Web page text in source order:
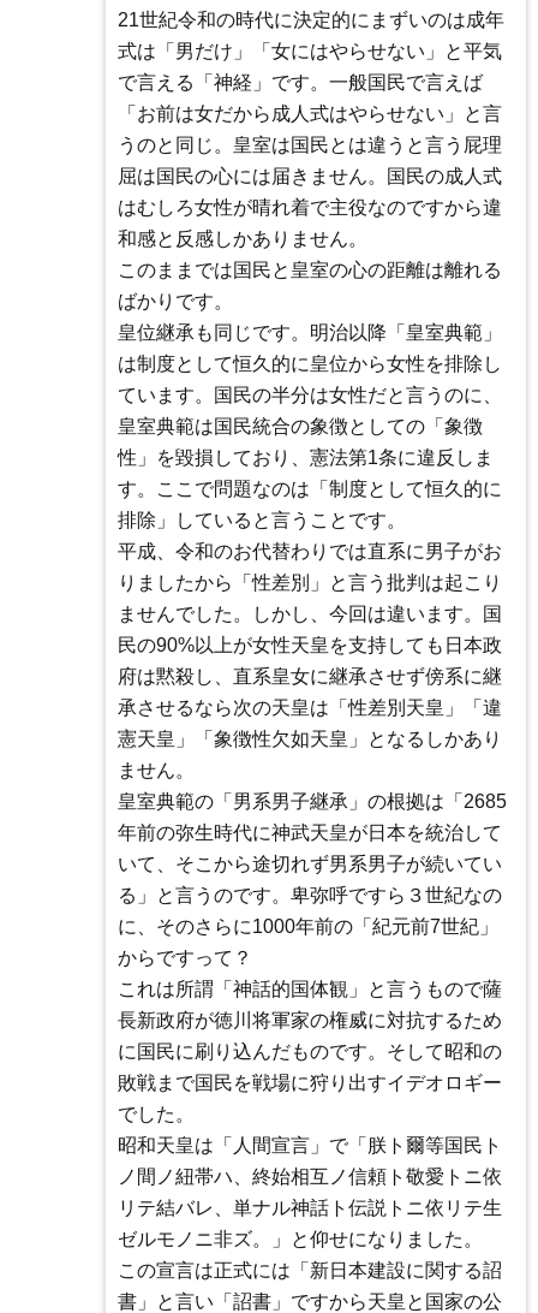
21世紀令和の時代に決定的にまずいのは成年
式は「男だけ」「女にはやらせない」と平気
で言える「神経」です。一般国民で言えば
「お前は女だから成人式はやらせない」と言
うのと同じ。皇室は国民とは違うと言う屁理
屈は国民の心には届きません。国民の成人式
はむしろ女性が晴れ着で主役なのですから違
和感と反感しかありません。
このままでは国民と皇室の心の距離は離れる
ばかりです。
皇位継承も同じです。明治以降「皇室典範」
は制度として恒久的に皇位から女性を排除し
ています。国民の半分は女性だと言うのに、
皇室典範は国民統合の象徴としての「象徴
性」を毀損しており、憲法第1条に違反しま
す。ここで問題なのは「制度として恒久的に
排除」していると言うことです。
平成、令和のお代替わりでは直系に男子がお
りましたから「性差別」と言う批判は起こり
ませんでした。しかし、今回は違います。国
民の90%以上が女性天皇を支持しても日本政
府は黙殺し、直系皇女に継承させず傍系に継
承させるなら次の天皇は「性差別天皇」「違
憲天皇」「象徴性欠如天皇」となるしかあり
ません。
皇室典範の「男系男子継承」の根拠は「2685
年前の弥生時代に神武天皇が日本を統治して
いて、そこから途切れず男系男子が続いてい
る」と言うのです。卑弥呼ですら３世紀なの
に、そのさらに1000年前の「紀元前7世紀」
からですって？
これは所謂「神話的国体観」と言うもので薩
長新政府が徳川将軍家の権威に対抗するため
に国民に刷り込んだものです。そして昭和の
敗戦まで国民を戦場に狩り出すイデオロギー
でした。
昭和天皇は「人間宣言」で「朕ト爾等国民ト
ノ間ノ紐帯ハ、終始相互ノ信頼ト敬愛トニ依
リテ結バレ、単ナル神話ト伝説トニ依リテ生
ゼルモノニ非ズ。」と仰せになりました。
この宣言は正式には「新日本建設に関する詔
書」と言い「詔書」ですから天皇と国家の公